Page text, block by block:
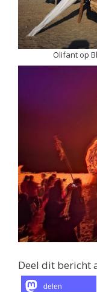
Olifant op
Deel dit bericht
delen